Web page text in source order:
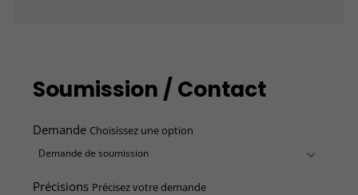
Soumission / Contact
Demande Choisissez une option
Précisions Précisez votre demande